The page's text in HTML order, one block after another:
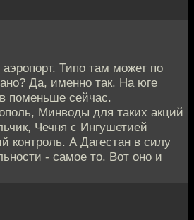
Типо там может по
Да, именно так. На юге
поменьше сейчас.
Минводы для таких акций
Чечня с Ингушетией
контроль. А Дагестан в силу
- самое то. Вот оно и